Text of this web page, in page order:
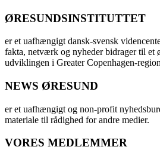
ØRESUNDSINSTITUTTET
er et uafhængigt dansk-svensk
fakta, netværk og nyheder bidrager til et
udviklingen i Greater Copenhagen-
NEWS ØRESUND
er et uafhængigt og non-profit
materiale til rådighed for andre medier.
VORES MEDLEMMER